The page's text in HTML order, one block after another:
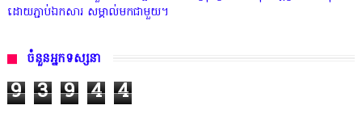
ដោយភ្ជាប់ឯកសារ សម្គាល់មកជាមួយ។
ចំនួនអ្នកទស្សនា
9 3 9 4 4